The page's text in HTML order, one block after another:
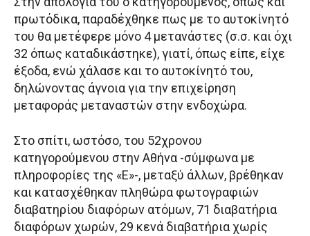
πρωτόδικα, παραδέχθηκε πως με το αυτοκίνητό
του θα μετέφερε μόνο 4 μετανάστες (σ.σ. και όχι
32 όπως καταδικάστηκε), γιατί, όπως είπε, είχε
έξοδα, ενώ χάλασε και το αυτοκίνητό του,
δηλώνοντας άγνοια για την επιχείρηση
μεταφοράς μεταναστών στην ενδοχώρα.
Στο σπίτι, ωστόσο, του 52χρονου
κατηγορούμενου στην Αθήνα -σύμφωνα με
πληροφορίες της «Ε»-, μεταξύ άλλων, βρέθηκαν
και κατασχέθηκαν πληθώρα φωτογραφιών
διαβατηρίου διαφόρων ατόμων, 71 διαβατήρια
διαφόρων χωρών, 29 κενά διαβατήρια χωρίς